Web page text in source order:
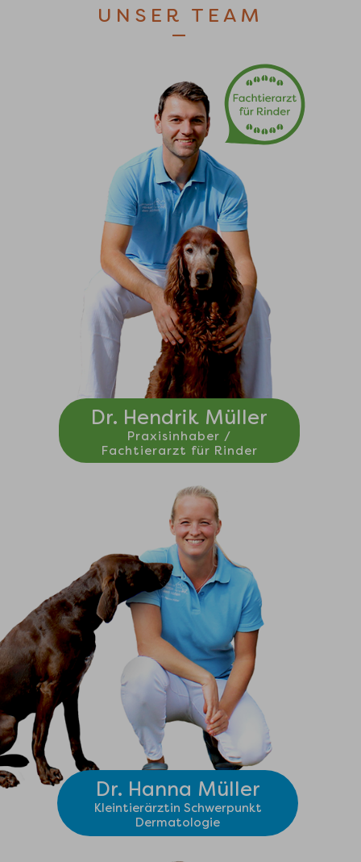
UNSER TEAM
—
Dr. Hanna Müller
Kleintierärztin Schwerpunkt
Dermatologie
Dr. Hendrik Müller
Praxisinhaber /
Fachtierarzt für Rinder